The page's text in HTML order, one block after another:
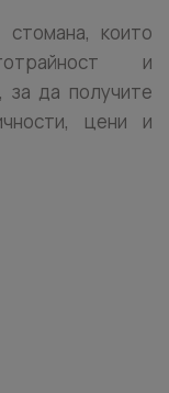
които
и
за да получите
цени и